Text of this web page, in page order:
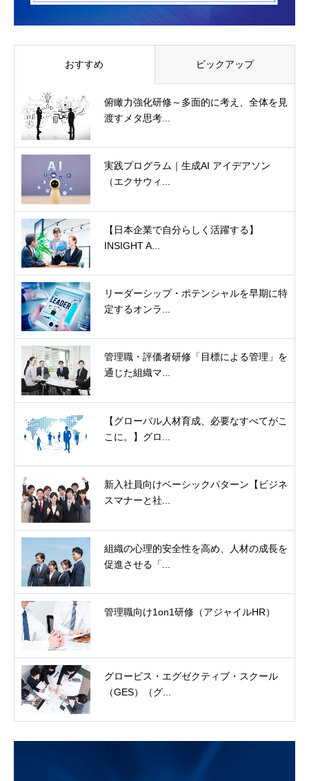
おすすめ ピックアップ
俯瞰力強化研修～多面的に考え、全体を見
渡すメタ思考...
実践プログラム｜生成AI アイデアソン
（エクサウィ...
【日本企業で自分らしく活躍する】
INSIGHT A...
リーダーシップ・ポテンシャルを早期に特
定するオンラ...
管理職・評価者研修「目標による管理」を
通じた組織マ...
【グローバル人材育成、必要なすべてがこ
こに。】グロ...
新入社員向けベーシックパターン【ビジネ
スマナーと社...
組織の心理的安全性を高め、人材の成長を
促進させる「...
管理職向け1on1研修（アジャイルHR）
グロービス・エグゼクティブ・スクール
（GES）（グ...